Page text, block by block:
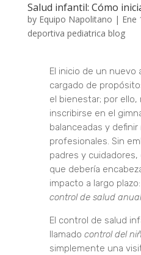
Salud infantil: Cómo
by Equipo Napolitano | Ene
deportiva pediatrica blog
El inicio de un nuevo
cargado de
el bienestar; por
inscribirse en el
balanceadas y definir
profesionales. Sin
padres y
que debería
impacto a largo plazo:
control de salud
El control de salud
llamado control del
simplemente una